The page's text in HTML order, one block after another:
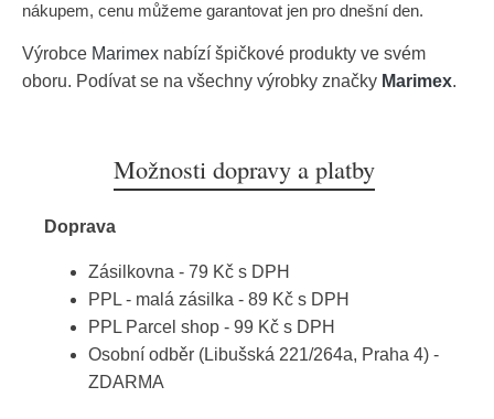
nákupem, cenu můžeme garantovat jen pro dnešní den.
Výrobce Marimex nabízí špičkové produkty ve svém
oboru. Podívat se na všechny výrobky značky Marimex.
Možnosti dopravy a platby
Doprava
Zásilkovna - 79 Kč s DPH
PPL - malá zásilka - 89 Kč s DPH
PPL Parcel shop - 99 Kč s DPH
Osobní odběr (Libušská 221/264a, Praha 4) -
ZDARMA